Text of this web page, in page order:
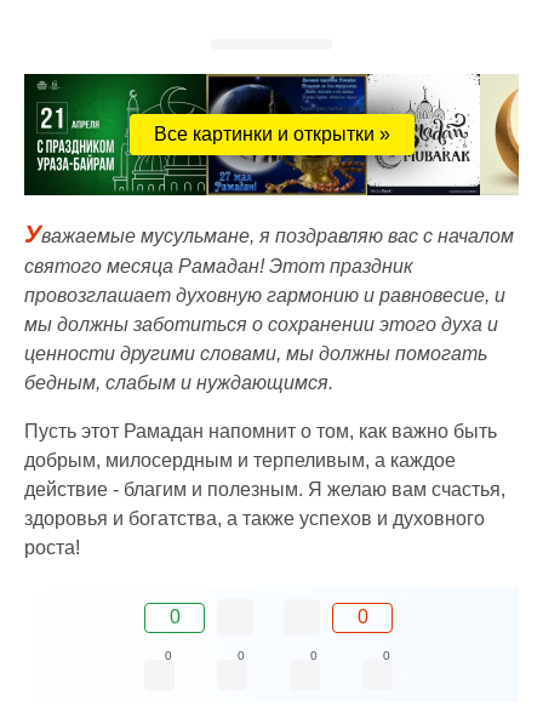
Все картинки и открытки »
Уважаемые мусульмане, я поздравляю вас с началом
святого месяца Рамадан! Этот праздник
провозглашает духовную гармонию и равновесие, и
мы должны заботиться о сохранении этого духа и
ценности другими словами, мы должны помогать
бедным, слабым и нуждающимся.
Пусть этот Рамадан напомнит о том, как важно быть
добрым, милосердным и терпеливым, а каждое
действие - благим и полезным. Я желаю вам счастья,
здоровья и богатства, а также успехов и духовного
роста!
0 0
0 0 0 0